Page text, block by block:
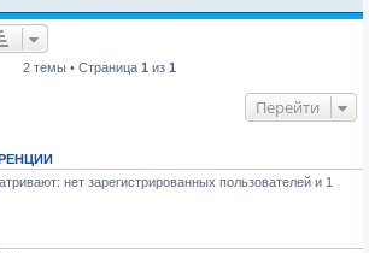
2 темы • Страница 1 из 1
Перейти
нет зарегистрированных пользователей и 1